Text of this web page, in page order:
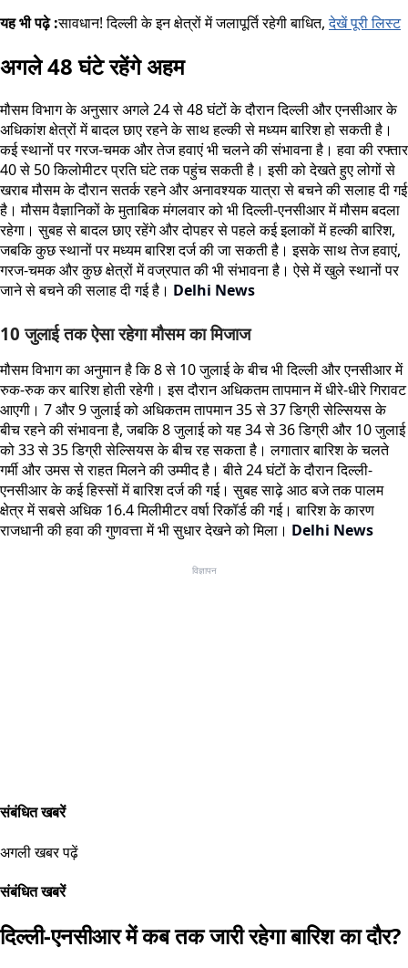
यह भी पढ़े :सावधान! दिल्ली के इन क्षेत्रों में जलापूर्ति रहेगी बाधित,देखें पूरी लिस्ट
अगले 48 घंटे रहेंगे अहम
मौसम विभाग के अनुसार अगले 24 से 48 घंटों के दौरान दिल्ली और एनसीआर के
अधिकांश क्षेत्रों में बादल छाए रहने के साथ हल्की से मध्यम बारिश हो सकती है।
कई स्थानों पर गरज-चमक और तेज हवाएं भी चलने की संभावना है। हवा की रफ्तार
40 से 50 किलोमीटर प्रति घंटे तक पहुंच सकती है। इसी को देखते हुए लोगों से
खराब मौसम के दौरान सतर्क रहने और अनावश्यक यात्रा से बचने की सलाह दी गई
है। मौसम वैज्ञानिकों के मुताबिक मंगलवार को भी दिल्ली-एनसीआर में मौसम बदला
रहेगा। सुबह से बादल छाए रहेंगे और दोपहर से पहले कई इलाकों में हल्की बारिश,
जबकि कुछ स्थानों पर मध्यम बारिश दर्ज की जा सकती है। इसके साथ तेज हवाएं,
गरज-चमक और कुछ क्षेत्रों में वज्रपात की भी संभावना है। ऐसे में खुले स्थानों पर
जाने से बचने की सलाह दी गई है। Delhi News
10 जुलाई तक ऐसा रहेगा मौसम का मिजाज
मौसम विभाग का अनुमान है कि 8 से 10 जुलाई के बीच भी दिल्ली और एनसीआर में
रुक-रुक कर बारिश होती रहेगी। इस दौरान अधिकतम तापमान में धीरे-धीरे गिरावट
आएगी। 7 और 9 जुलाई को अधिकतम तापमान 35 से 37 डिग्री सेल्सियस के
बीच रहने की संभावना है, जबकि 8 जुलाई को यह 34 से 36 डिग्री और 10 जुलाई
को 33 से 35 डिग्री सेल्सियस के बीच रह सकता है। लगातार बारिश के चलते
गर्मी और उमस से राहत मिलने की उम्मीद है। बीते 24 घंटों के दौरान दिल्ली-
एनसीआर के कई हिस्सों में बारिश दर्ज की गई। सुबह साढ़े आठ बजे तक पालम
क्षेत्र में सबसे अधिक 16.4 मिलीमीटर वर्षा रिकॉर्ड की गई। बारिश के कारण
राजधानी की हवा की गुणवत्ता में भी सुधार देखने को मिला। Delhi News
विज्ञापन
संबंधित खबरें
अगली खबर पढ़ें
संबंधित खबरें
दिल्ली-एनसीआर में कब तक जारी रहेगा बारिश का दौर?